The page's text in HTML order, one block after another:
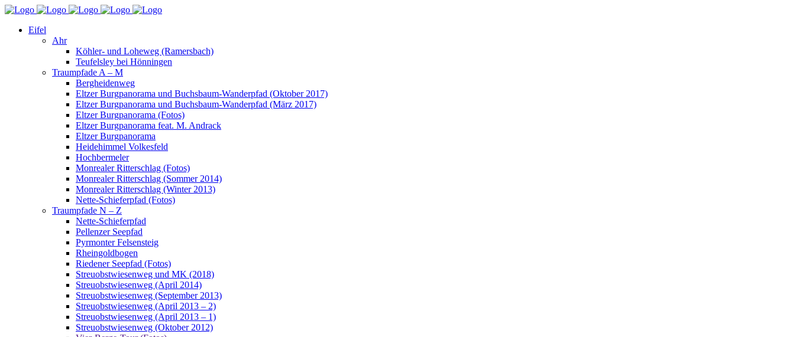
Eifel
Ahr
Köhler- und Loheweg (Ramersbach)
Teufelsley bei Hönningen
Traumpfade A – M
Bergheidenweg
Eltzer Burgpanorama und Buchsbaum-Wanderpfad (Oktober 2017)
Eltzer Burgpanorama und Buchsbaum-Wanderpfad (März 2017)
Eltzer Burgpanorama (Fotos)
Eltzer Burgpanorama feat. M. Andrack
Eltzer Burgpanorama
Heidehimmel Volkesfeld
Hochbermeler
Monrealer Ritterschlag (Fotos)
Monrealer Ritterschlag (Sommer 2014)
Monrealer Ritterschlag (Winter 2013)
Nette-Schieferpfad (Fotos)
Traumpfade N – Z
Nette-Schieferpfad
Pellenzer Seepfad
Pyrmonter Felsensteig
Rheingoldbogen
Riedener Seepfad (Fotos)
Streuobstwiesenweg und MK (2018)
Streuobstwiesenweg (April 2014)
Streuobstwiesenweg (September 2013)
Streuobstwiesenweg (April 2013 – 2)
Streuobstwiesenweg (April 2013 – 1)
Streuobstwiesenweg (Oktober 2012)